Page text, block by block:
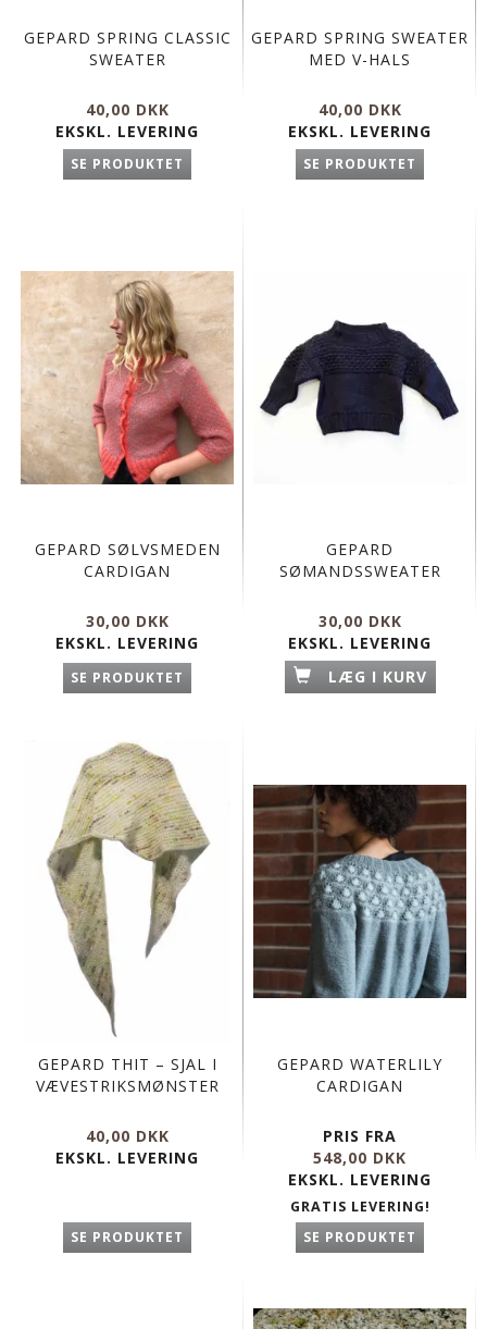
GEPARD SPRING CLASSIC
SWEATER
40,00 DKK
EKSKL. LEVERING
SE PRODUKTET
GEPARD SPRING SWEATER
MED V-HALS
40,00 DKK
EKSKL. LEVERING
SE PRODUKTET
GEPARD SØLVSMEDEN
CARDIGAN
30,00 DKK
EKSKL. LEVERING
SE PRODUKTET
GEPARD
SØMANDSSWEATER
30,00 DKK
EKSKL. LEVERING
LÆG I KURV
GEPARD THIT – SJAL I
VÆVESTRIKSMØNSTER
40,00 DKK
EKSKL. LEVERING
SE PRODUKTET
GEPARD WATERLILY
CARDIGAN
PRIS FRA
548,00 DKK
EKSKL. LEVERING
GRATIS LEVERING!
SE PRODUKTET